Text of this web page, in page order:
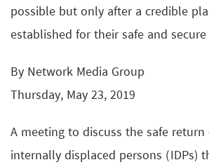
possible but only after a credible
established for their safe and
By Network Media Group
Thursday, May 23, 2019
A meeting to discuss the safe
internally displaced persons (IDPs)